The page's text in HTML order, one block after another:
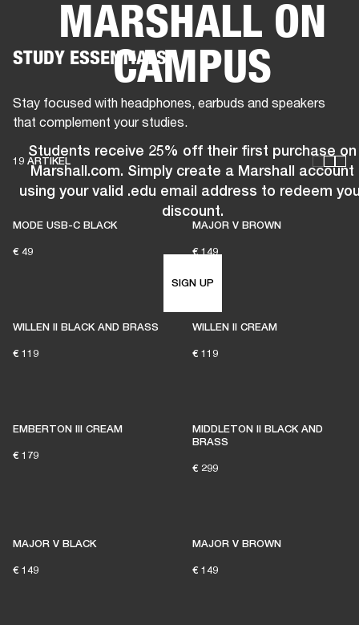
FÜR UNTERNEHMEN
SCHLAGZEUG KLEIDUNG BACKSTAGEMARSHALL RECORDS
MARSHALL ON
CAMPUS
Students receive 25% off their first purchase on
Marshall.com. Simply create a Marshall account
using your valid .edu email address to redeem
discount.
SIGN UP
STUDY ESSENTIALS
Stay focused with headphones, earbuds and speakers
that complement your studies.
19 ARTIKEL
MODE USB-C BLACK
€ 49
MAJOR V BROWN
€ 149
WILLEN II BLACK AND BRASS
€ 119
WILLEN II CREAM
€ 119
EMBERTON III CREAM
€ 179
MIDDLETON II BLACK AND
BRASS
€ 299
MAJOR V BLACK
€ 149
MAJOR V BROWN
€ 149